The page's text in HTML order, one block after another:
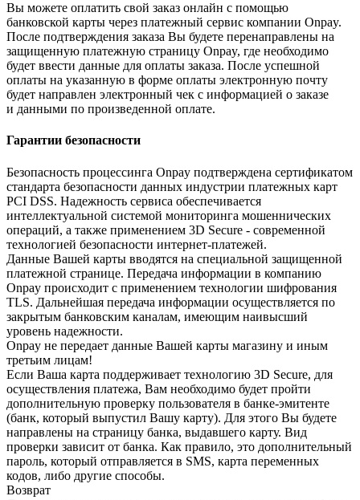
Вы можете оплатить свой заказ онлайн с помощью
банковской карты через платежный сервис компании Onpay.
После подтверждения заказа Вы будете перенаправлены на
защищенную платежную страницу Onpay, где необходимо
будет ввести данные для оплаты заказа. После успешной
оплаты на указанную в форме оплаты электронную почту
будет направлен электронный чек с информацией о заказе
и данными по произведенной оплате.
Гарантии безопасности
Безопасность процессинга Onpay подтверждена сертификатом
стандарта безопасности данных индустрии платежных карт
PCI DSS. Надежность сервиса обеспечивается
интеллектуальной системой мониторинга мошеннических
операций, а также применением 3D Secure - современной
технологией безопасности интернет-платежей.
Данные Вашей карты вводятся на специальной защищенной
платежной странице. Передача информации в компанию
Onpay происходит с применением технологии шифрования
TLS. Дальнейшая передача информации осуществляется по
закрытым банковским каналам, имеющим наивысший
уровень надежности.
Onpay не передает данные Вашей карты магазину и иным
третьим лицам!
Если Ваша карта поддерживает технологию 3D Secure, для
осуществления платежа, Вам необходимо будет пройти
дополнительную проверку пользователя в банке-эмитенте
(банк, который выпустил Вашу карту). Для этого Вы будете
направлены на страницу банка, выдавшего карту. Вид
проверки зависит от банка. Как правило, это дополнительный
пароль, который отправляется в SMS, карта переменных
кодов, либо другие способы.
Возврат